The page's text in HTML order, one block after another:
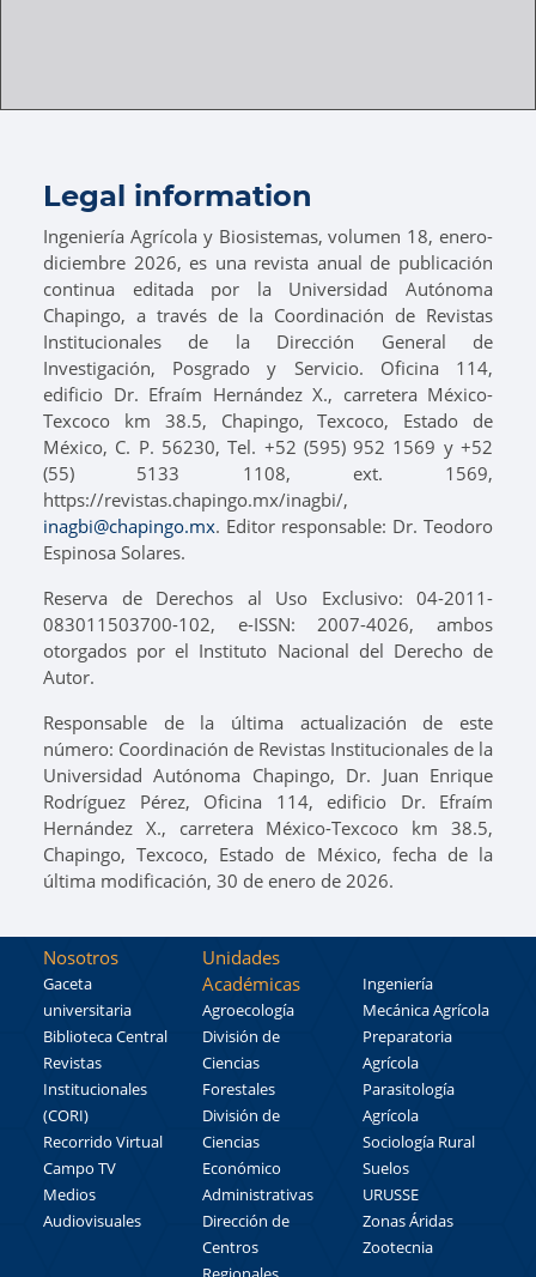
Legal information
Ingeniería Agrícola y Biosistemas, volumen 18, enero-
diciembre 2026, es una revista anual de publicación
continua editada por la Universidad Autónoma
Chapingo, a través de la Coordinación de Revistas
Institucionales de la Dirección General de
Investigación, Posgrado y Servicio. Oficina 114,
edificio Dr. Efraím Hernández X., carretera México-
Texcoco km 38.5, Chapingo, Texcoco, Estado de
México, C. P. 56230, Tel. +52 (595) 952 1569 y +52
(55) 5133 1108, ext. 1569,
https://revistas.chapingo.mx/inagbi/,
inagbi@chapingo.mx. Editor responsable: Dr. Teodoro
Espinosa Solares.
Reserva de Derechos al Uso Exclusivo: 04-2011-
083011503700-102, e-ISSN: 2007-4026, ambos
otorgados por el Instituto Nacional del Derecho de
Autor.
Responsable de la última actualización de este
número: Coordinación de Revistas Institucionales de la
Universidad Autónoma Chapingo, Dr. Juan Enrique
Rodríguez Pérez, Oficina 114, edificio Dr. Efraím
Hernández X., carretera México-Texcoco km 38.5,
Chapingo, Texcoco, Estado de México, fecha de la
última modificación, 30 de enero de 2026.
Nosotros
Gaceta
universitaria
Biblioteca Central
Revistas
Institucionales
(CORI)
Recorrido Virtual
Campo TV
Medios
Audiovisuales
Unidades
Académicas
Agroecología
División de
Ciencias
Forestales
División de
Ciencias
Económico
Administrativas
Dirección de
Centros
Ingeniería
Mecánica Agrícola
Preparatoria
Agrícola
Parasitología
Agrícola
Sociología Rural
Suelos
URUSSE
Zonas Áridas
Zootecnia